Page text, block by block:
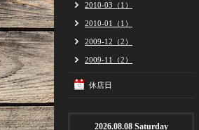
2010-03（1）
2010-01（1）
2009-12（2）
2009-11（2）
休店日
2026.08.08 Saturday